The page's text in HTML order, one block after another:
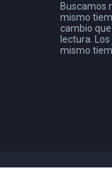
Buscamos
mismo
cambio
lectura.
mismo